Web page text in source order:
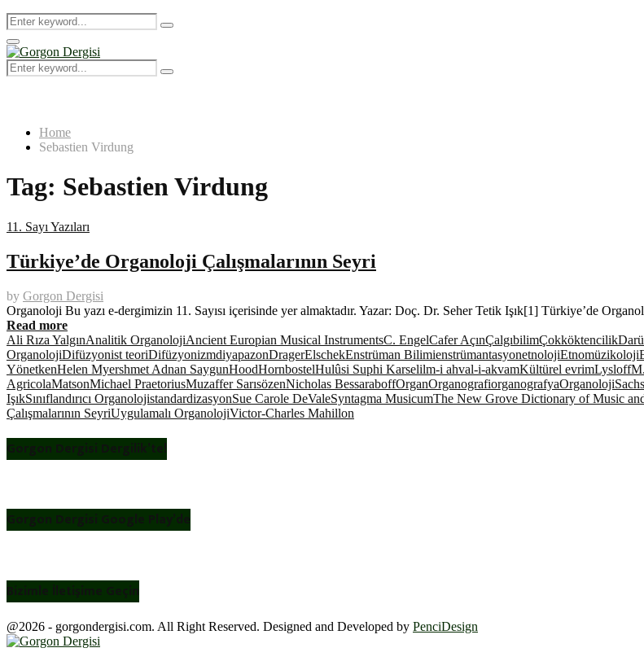
Search
for:
Search
Primary
Menu
Search
for:
Search
Home
Sebastien Virdung
Tag: Sebastien Virdung
11. Sayı Yazıları
Türkiye’de Organoloji Çalışmalarının Seyri
by Gorgon Dergisi
Organoloji Bu yazı e-dergimizin 11. Sayısı içerisinde yer almaktadır. Yazar: Doç. Dr. Seher Tetik Işık[1] Türkiye’de
Read more
Ali Rıza YalgınAnalitik OrganolojiAncient Europian Musical InstrumentsC. EngelCafer AçınÇalgıbilimÇokköktencilik
OrganolojiDifüzyonist teoriDifüzyonizmdiyapazonDragerElschekEnstrüman BilimienstrümantasyonetnolojiEtnomüzikoloji
YönetkenHelen Myershmet Adnan SaygunHoodHornbostelHulûsi Suphi Karselilm-i ahval-i-akvamKültürel evrimLysloff
AgricolaMatsonMichael PraetoriusMuzaffer SarısözenNicholas BessaraboffOrganOrganografiorganografyaOrganolojiSachs
IşıkSınıflandırıcı OrganolojistandardizasyonSue Carole DeValeSyntagma MusicumThe New Grove Dictionary of Music
Çalışmalarının SeyriUygulamalı OrganolojiVictor-Charles Mahillon
Gorgon Dergisi Dergilik’te!
Gorgon Dergisi Google Play’de
Bizimle İletişime Geçin
@2026 - gorgondergisi.com. All Right Reserved. Designed and Developed by PenciDesign